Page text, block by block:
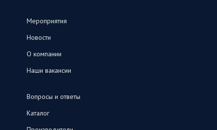
Мероприятия
Новости
О компании
Наши вакансии
Вопросы и ответы
Каталог